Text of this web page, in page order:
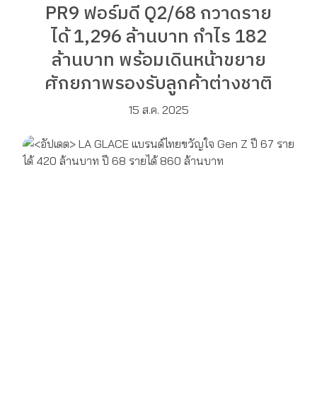
PR9 ฟอร์มดี Q2/68 กวาดราย
ได้ 1,296 ล้านบาท กำไร 182
ล้านบาท พร้อมเดินหน้าขยาย
ศักยภาพรองรับลูกค้าต่างชาติ
15 ส.ค. 2025